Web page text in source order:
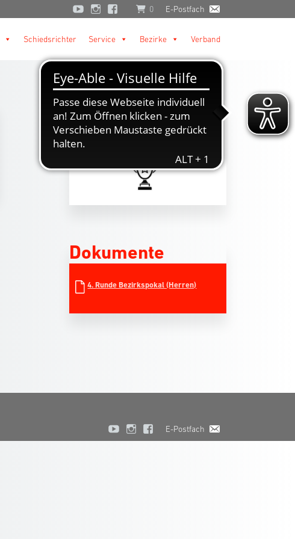
0 E-Postfach
Schiedsrichter Service Bezirke Verband
Dokumente
4. Runde Bezirkspokal (Herren)
E-Postfach